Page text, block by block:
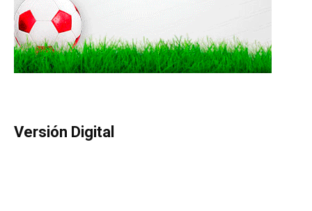
Versión Digital